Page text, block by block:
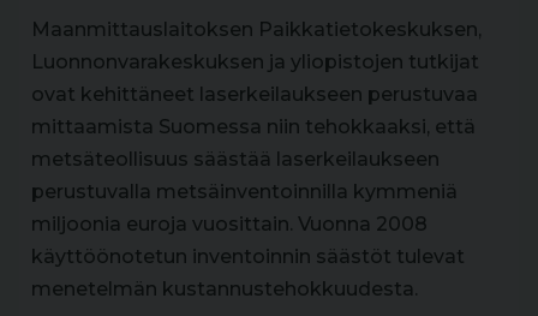
Maanmittauslaitoksen Paikkatietokeskuksen,
Luonnonvarakeskuksen ja yliopistojen tutkijat
ovat kehittäneet laserkeilaukseen perustuvaa
mittaamista Suomessa niin tehokkaaksi, että
metsäteollisuus säästää laserkeilaukseen
perustuvalla metsäinventoinnilla kymmeniä
miljoonia euroja vuosittain. Vuonna 2008
käyttöönotetun inventoinnin säästöt tulevat
menetelmän kustannustehokkuudesta.